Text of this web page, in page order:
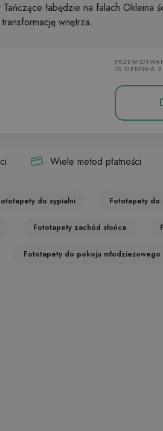
łabędzie na falach Okleina
wnętrza.
10 SIERPNIA
Wiele metod płatności
do sypialni Fototapety do
Fototapety zachód słońca
Fototapety do pokoju młodzieżowego